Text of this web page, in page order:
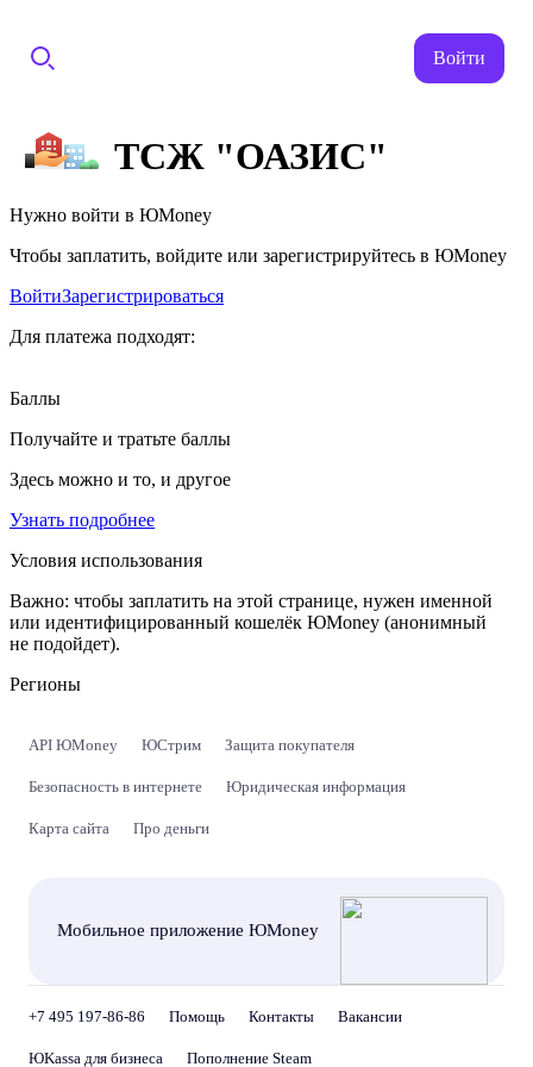
Войти
ТСЖ "ОАЗИС"
Нужно войти в ЮMoney
Чтобы заплатить, войдите или зарегистрируйтесь в ЮMoney
ВойтиЗарегистрироваться
Для платежа подходят:
Баллы
Получайте и тратьте баллы
Здесь можно и то, и другое
Узнать подробнее
Условия использования
Важно: чтобы заплатить на этой странице, нужен именной
или идентифицированный кошелёк ЮMoney (анонимный
не подойдет).
Регионы
API ЮMoney ЮСтрим Защита покупателя
Безопасность в интернете Юридическая информация
Карта сайта Про деньги
Мобильное приложение ЮMoney
+7 495 197-86-86 Помощь Контакты Вакансии
ЮKassa для бизнеса Пополнение Steam